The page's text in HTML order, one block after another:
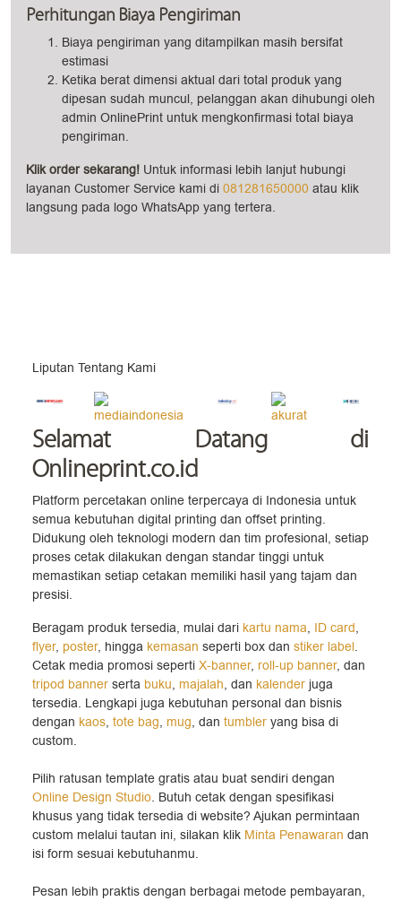
Perhitungan Biaya Pengiriman
Biaya pengiriman yang ditampilkan masih bersifat
estimasi
Ketika berat dimensi aktual dari total produk yang
dipesan sudah muncul, pelanggan akan dihubungi oleh
admin OnlinePrint untuk mengkonfirmasi total biaya
pengiriman.
Klik order sekarang! Untuk informasi lebih lanjut hubungi
layanan Customer Service kami di 081281650000 atau klik
langsung pada logo WhatsApp yang tertera.
Liputan Tentang Kami
Selamat Datang di
Onlineprint.co.id
Platform percetakan online terpercaya di Indonesia untuk
semua kebutuhan digital printing dan offset printing.
Didukung oleh teknologi modern dan tim profesional, setiap
proses cetak dilakukan dengan standar tinggi untuk
memastikan setiap cetakan memiliki hasil yang tajam dan
presisi.
Beragam produk tersedia, mulai dari kartu nama, ID card,
flyer, poster, hingga kemasan seperti box dan stiker label.
Cetak media promosi seperti X-banner, roll-up banner, dan
tripod banner serta buku, majalah, dan kalender juga
tersedia. Lengkapi juga kebutuhan personal dan bisnis
dengan kaos, tote bag, mug, dan tumbler yang bisa di
custom.
Pilih ratusan template gratis atau buat sendiri dengan
Online Design Studio. Butuh cetak dengan spesifikasi
khusus yang tidak tersedia di website? Ajukan permintaan
custom melalui tautan ini, silakan klik Minta Penawaran dan
isi form sesuai kebutuhanmu.
Pesan lebih praktis dengan berbagai metode pembayaran,